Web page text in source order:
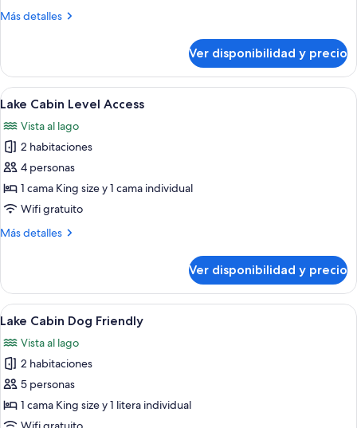
Bed
Más detalles
Más
Cabin
Bed
Ver disponibilidad y precio
Ver
todas
las
fotos
de
Lake
Cabin
Access
3
Lake Cabin Level Access
Vista al lago
2 habitaciones
4 personas
1 cama King size y 1 cama individual
Wifi gratuito
Más detalles
Más
Cabin
Level
Access
Ver disponibilidad y precio
Ver
todas
las
fotos
de
Lake
Cabin
3
Lake Cabin Dog Friendly
Vista al lago
2 habitaciones
5 personas
1 cama King size y 1 litera individual